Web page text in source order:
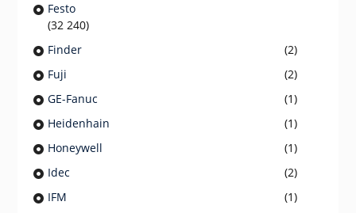
Festo
(32 240)
Finder
(2)
Fuji
(2)
GE-Fanuc
(1)
Heidenhain
(1)
Honeywell
(1)
Idec
(2)
IFM
(1)